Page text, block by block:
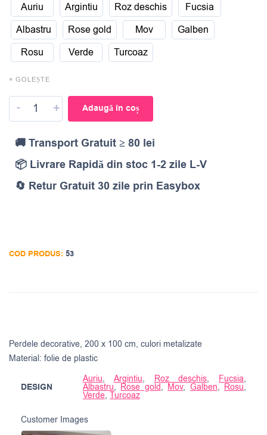
Auriu Argintiu Roz deschis
Fucsia
Albastru
Rose gold Mov
Galben
Rosu
Verde Turcoaz
× GOLEȘTE
- + Adaugă în coș
🚚 Transport Gratuit ≥ 80 lei
📦 Livrare Rapidă din stoc 1-2 zile L-V
🔄 Retur Gratuit 30 zile prin Easybox
COD PRODUS: 53
Perdele decorative, 200 x 100 cm, culori metalizate
Material: folie de plastic
DESIGN
Auriu, Argintiu, Roz deschis, Fucsia,
Albastru, Rose gold, Mov, Galben, Rosu,
Verde, Turcoaz
Customer Images